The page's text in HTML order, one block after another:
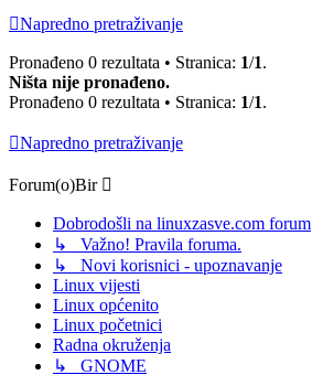
Napredno pretraživanje
Pronađeno 0 rezultata • Stranica: 1/1.
Ništa nije pronađeno.
Pronađeno 0 rezultata • Stranica: 1/1.
Napredno pretraživanje
Forum(o)Bir
Dobrodošli na linuxzasve.com forum
↳ Važno! Pravila foruma.
↳ Novi korisnici - upoznavanje
Linux vijesti
Linux općenito
Linux početnici
Radna okruženja
↳ GNOME